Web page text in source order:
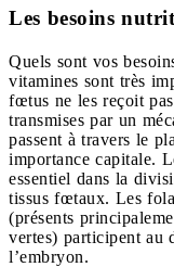
Les besoins
Quels sont vos
vitamines sont très
fœtus ne les reçoit
transmises par un
passent à travers le
importance capitale.
essentiel dans la
tissus fœtaux. Les
(présents
vertes) participent au
l’embryon.